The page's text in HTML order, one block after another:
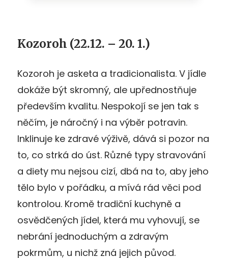
Kozoroh (22.12. – 20. 1.)
Kozoroh je asketa a tradicionalista. V jídle
dokáže být skromný, ale upřednostňuje
především kvalitu. Nespokojí se jen tak s
něčím, je náročný i na výběr potravin.
Inklinuje ke zdravé výživě, dává si pozor na
to, co strká do úst. Různé typy stravování
a diety mu nejsou cizí, dbá na to, aby jeho
tělo bylo v pořádku, a mívá rád věci pod
kontrolou. Kromě tradiční kuchyně a
osvědčených jídel, která mu vyhovují, se
nebrání jednoduchým a zdravým
pokrmům, u nichž zná jejich původ.